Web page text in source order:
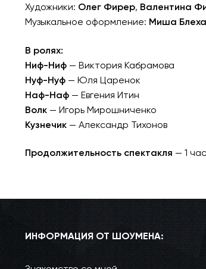
Художники: Олег Фирер, Валентина
Музыкальное оформление: Миша
В ролях:
Ниф-Ниф— Виктория Кабрамова
Нуф-Нуф— Юля Царенок
Наф-Наф— Евгения Итин
Волк— Игорь Мирошниченко
Кузнечик— Александр Тихонов
Продолжительность спектакля — 1
ИНФОРМАЦИЯ ОТ ШОУМЕНА: